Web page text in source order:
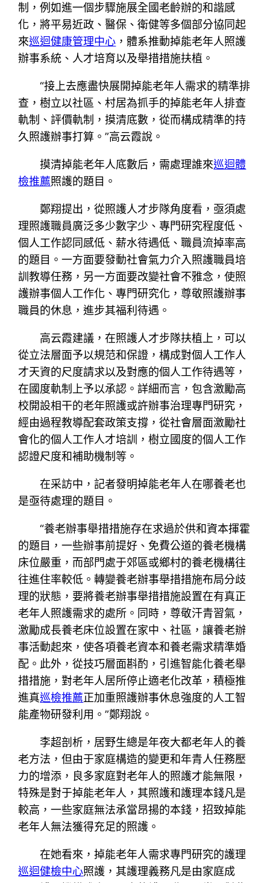
制，例如進一個步驟施展全國老齡辦的和諧感
化，將平易近政、醫保、衛健等多個部分協同起
來巡迴健康管理中心 ，體系推動掉能老年人照護
辦事系統、人才培育以及舉措措施扶植。
“接上去應盡快展開掉能老年人需求的精準排
查，樹立以社區、村居為抓手的掉能老年人排查
軌制、評價軌制，摸清底數，從而構成精準的持
久照護辦事打算。”高云霞說。
摸清掉能老年人底數后，需處理誰來巡迴體
檢推薦照護的題目。
鄭翔提出，從照護人才步隊角度看，亟須處
理照護職員廣泛多少數字少、專門研究程度低、
個人工作認同感低、薪水待遇低、職員流掉率高
的題目。一方面要發動社會氣力介入照護職員培
訓教導任務，另一方面要改變社會不雅念，使照
護辦事個人工作化、專門研究化，尊敬照護辦事
職員的休息，進步其福利待遇。
高云霞建議，在照護人才步隊扶植上，可以
從立法層面予以規范和保證，構成對個人工作人
才天資的尺度請求以及對應的個人工作待遇等，
在國度軌制上予以承認。詳細而言，包含激勵高
校開設相干的老年照護或許辦事治理專門研究，
經由過程教導配套政策支撐，從社會層面激勵社
會化的個人工作人才培訓，樹立國度的個人工作
認證尺度和補助機制等。
在采訪中，記者發明掉能老年人在哪養老也
是亟待處理的題目。
“養老辦事舉措措施存在求過於供和資本揮霍
的題目，一些辦事前提好、免費公道的養老機構
床位嚴重，而部門處于郊區或鄉村的養老機構往
往進住率較低。轉變養老辦事舉措措施布局分歧
理的狀態，要將養老辦事舉措措施設置在有真正
老年人照護需求的處所。同時，尊敬汗青習氣，
激勵成長養老床位設置在家中、社區，讓養老辦
事活動起來，使各項養老資本和養老需求精準婚
配。此外，從技巧層面斟酌，引進智能化養老舉
措措施，對老年人居所停止適老化改革，積極推
進真巡檢推薦正加重照護辦事休息強度的人工智
能產物研發利用。”鄭翔說。
李超剖析，居野生總是年夜大都老年人的養
老方法，但由于家庭構造的變更和年青人任務壓
力的增添，良多家庭對老年人的照護才能無限，
特殊是對于掉能老年人，其照護和護理本錢凡是
較高，一些家庭無法承當昂揚的本錢，招致掉能
老年人無法獲得充足的照護。
在她看來，掉能老年人需求專門研究的護理
巡迴健檢中心照護，其護理義務凡是由家庭成